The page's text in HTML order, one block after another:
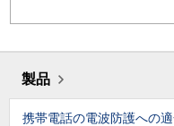
製品
携帯電話の電波防護への